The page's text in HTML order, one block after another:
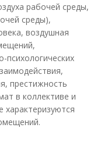
рабочей среды,
среды),
воздушная
психологических
престижность
в коллективе и
характеризуются